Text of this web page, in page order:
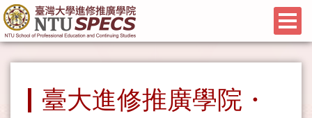
臺大進修推廣學院・